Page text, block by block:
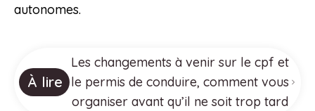
autonomes.
À lire
Les changements à venir sur le cpf et
le permis de conduire, comment vous
organiser avant qu’il ne soit trop tard